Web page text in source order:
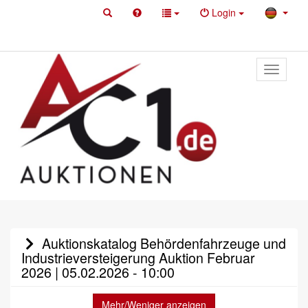
Login
Toggle
primary
Auktionskatalog Behördenfahrzeuge und
Industrieversteigerung Auktion Februar
2026 | 05.02.2026 - 10:00
Mehr/Weniger anzeigen